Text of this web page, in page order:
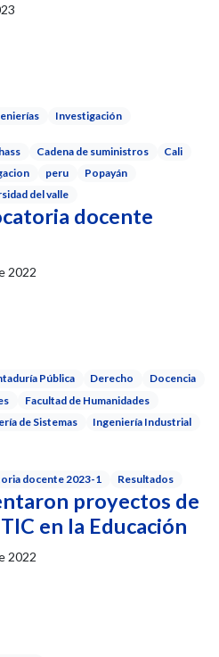
artículo científico que aporta al
Investigación
Cadena de suministros
Cali
peru
Popayán
del valle
docente
2022
convocatoria docente 2023-1
Pública Derecho
Docencia
Facultad de Humanidades
de Sistemas
Ingeniería Industrial
docente 2023-1 Resultados
proyectos de
en la Educación
2022
sustentaron proyectos de la